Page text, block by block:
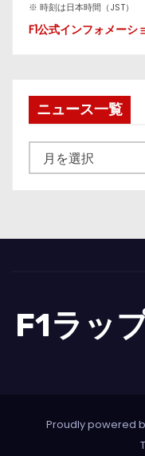
※ 時刻は日本時間（JST）
F1公式インフォメーシ
ニュース一覧
ュ
一
F1ラッ
Proudly powered